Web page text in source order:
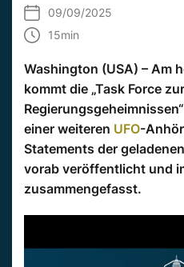
09/09/2025
15min
Washington (USA) – Am
kommt die „Task Force
einer weiteren UFO-
Statements der
vorab veröffentlicht und
zusammengefasst.